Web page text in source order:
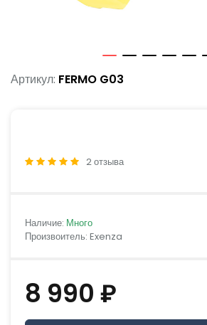
Артикул: FERMO G03
2 отзыва
Наличие: Много
Произвоитель: Exenza
8 990 ₽